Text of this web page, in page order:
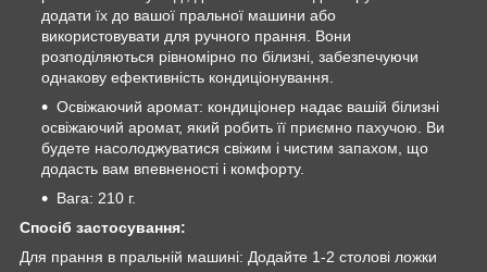
додати їх до вашої пральної машини або
використовувати для ручного прання. Вони
розподіляються рівномірно по білизні, забезпечуючи
однакову ефективність кондиціонування.
Освіжаючий аромат: кондиціонер надає вашій білизні
освіжаючий аромат, який робить її приємно пахучою. Ви
будете насолоджуватися свіжим і чистим запахом, що
додасть вам впевненості і комфорту.
Вага: 210 г.
Спосіб застосування:
Для прання в пральній машині: Додайте 1-2 столові ложки